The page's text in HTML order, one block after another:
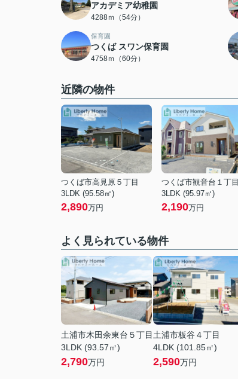
アカデミア幼稚園
4288ｍ（54分）
保育園
つくば スワン保育園
4758ｍ（60分）
近隣の物件
つくば市高見原５丁目
3LDK (95.58㎡)
2,890万円
つくば市観音台１丁目
3LDK (95.97㎡)
2,190万円
よく見られている物件
土浦市木田余東台５丁目
3LDK (93.57㎡)
2,790万円
土浦市板谷４丁目
4LDK (101.85㎡)
2,590万円